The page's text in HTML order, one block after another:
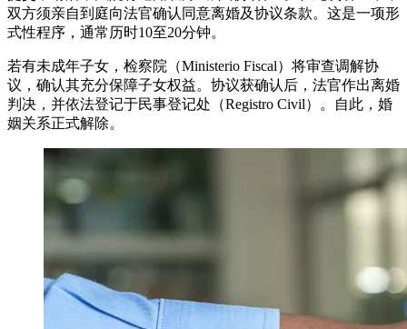
双方须亲自到庭向法官确认同意离婚及协议条款。这是一项形
式性程序，通常历时10至20分钟。
若有未成年子女，检察院（Ministerio Fiscal）将审查调解协
议，确认其充分保障子女权益。协议获确认后，法官作出离婚
判决，并依法登记于民事登记处（Registro Civil）。自此，婚
姻关系正式解除。